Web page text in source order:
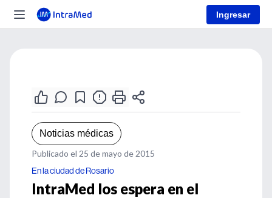
Ingresar
Noticias médicas
Publicado el 25 de mayo de 2015
En la ciudad de Rosario
IntraMed los espera en el